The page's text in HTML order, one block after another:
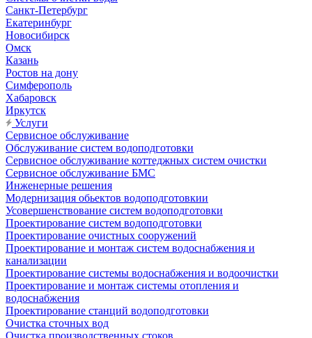
Санкт-Петербург
Екатеринбург
Новосибирск
Омск
Казань
Ростов на дону
Симферополь
Хабаровск
Иркутск
Услуги
Сервисное обслуживание
Обслуживание систем водоподготовки
Сервисное обслуживание коттеджных систем очистки
Сервисное обслуживание БМС
Инженерные решения
Модернизация обьектов водоподготовкии
Усовершенствование систем водоподготовки
Проектирование систем водоподготовки
Проектирование очистных сооружений
Проектирование и монтаж систем водоснабжения и
канализации
Проектирование системы водоснабжения и водоочистки
Проектирование и монтаж системы отопления и
водоснабжения
Проектирование станций водоподготовки
Очистка сточных вод
Очистка производственных стоков